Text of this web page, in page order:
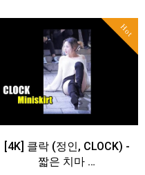
Hot
[4K] 클락 (정인, CLOCK) -
짧은 치마 …